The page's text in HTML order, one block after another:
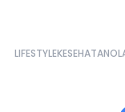
LIFESTYLEKESEHATAN